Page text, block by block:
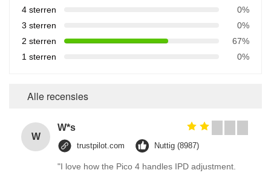
4 sterren
0%
3 sterren
0%
2 sterren
67%
1 sterren
0%
Alle recensies
W
W*s
trustpilot.com Nuttig (8987)
"I love how the Pico 4 handles IPD adjustment.